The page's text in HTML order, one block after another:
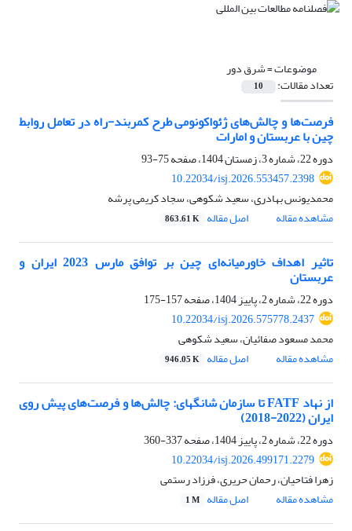
موضوعات =شرق دور
تعداد مقالات: 10
فرصت‌ها و چالش‌های ژئواکونومی طرح کمربند‌-راه در تعامل روابط
چین با عربستان و امارات
دوره 22، شماره 3، زمستان 1404، صفحه
75-93
10.22034/isj.2026.553457.2398
محمدیونس بهادری، سعید شکوهی، سجاد کریمی پرشه
مشاهده مقاله
اصل مقاله 863.61 K
تاثیر اهداف خاورمیانه‌ای چین بر توافق مارس 2023 ایران و
عربستان
دوره 22، شماره 2، پاییز 1404، صفحه
157-175
10.22034/isj.2026.575778.2437
محمد مسعود صفائیان، سعید شکوهی
مشاهده مقاله
اصل مقاله 946.05 K
از نهاد FATF تا سازمان شانگهای: چالش‌ها و فرصت‌های پیش ‌روی
ایران (2022-2018)
دوره 22، شماره 2، پاییز 1404، صفحه
337-360
10.22034/isj.2026.499171.2279
زهرا فتاحیان، رحمان حریری، فرزاد رستمی
مشاهده مقاله
اصل مقاله 1 M